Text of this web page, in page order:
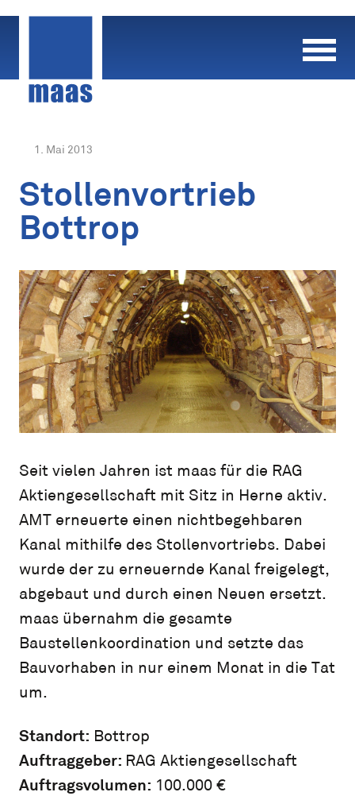
1. Mai 2013
Stollenvortrieb
Bottrop
Seit vielen Jahren ist maas für die RAG
Aktiengesellschaft mit Sitz in Herne aktiv.
AMT erneuerte einen nichtbegehbaren
Kanal mithilfe des Stollenvortriebs. Dabei
wurde der zu erneuernde Kanal freigelegt,
abgebaut und durch einen Neuen ersetzt.
maas übernahm die gesamte
Baustellenkoordination und setzte das
Bauvorhaben in nur einem Monat in die Tat
um.
Standort: Bottrop
Auftraggeber: RAG Aktiengesellschaft
Auftragsvolumen: 100.000 €